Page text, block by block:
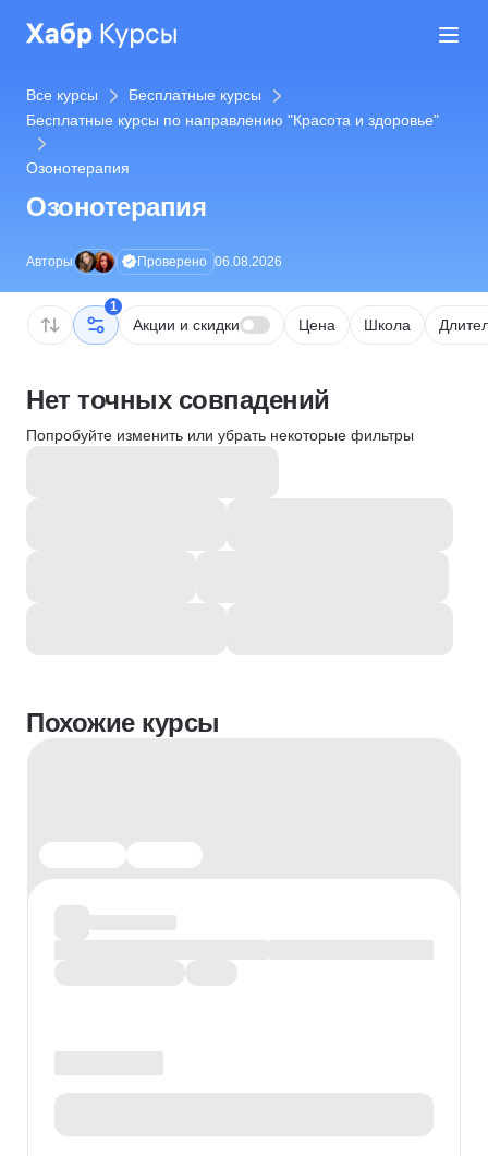
Все курсы
Бесплатные курсы
Бесплатные курсы по направлению "Красота и здоровье"
Озонотерапия
Озонотерапия
Авторы Проверено 06.08.2026
1
Акции и скидки Цена Школа
Нет точных совпадений
Попробуйте изменить или убрать некоторые фильтры
Похожие курсы